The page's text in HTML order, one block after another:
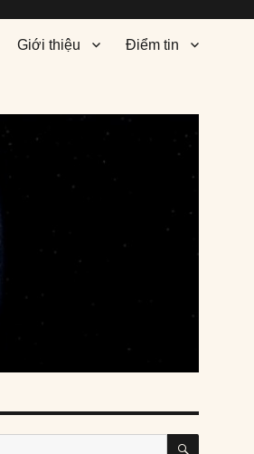
Giới thiệu Điểm tin
SEARCH